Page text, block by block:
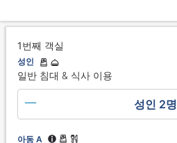
1번째 객실
성인
일반 침대 & 식사 이용
성인 2명
아동 A